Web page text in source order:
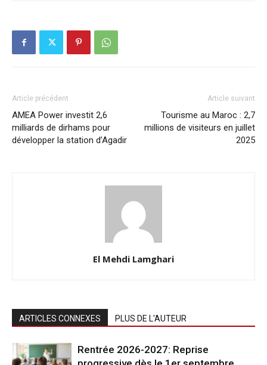
Article précédent
AMEA Power investit 2,6
milliards de dirhams pour
développer la station d’Agadir
Article suivant
Tourisme au Maroc : 2,7
millions de visiteurs en juillet
2025
El Mehdi Lamghari
ARTICLES CONNEXES PLUS DE L'AUTEUR
Rentrée 2026-2027: Reprise